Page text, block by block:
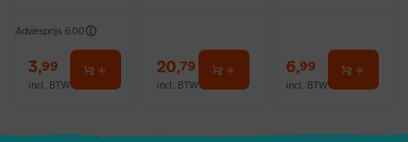
Adviesprijs 6,00
3,99
incl. BTW
20,79
incl. BTW
6,99
incl. BTW